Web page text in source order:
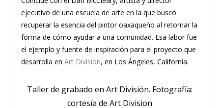
ejecutivo de una escuela de arte en la que buscó
recuperar la esencia del pintor oaxaqueño al retomar la
forma de cómo ayudar a una comunidad. Esa labor fue
el ejemplo y fuente de inspiración para el proyecto que
desarrolla en Art Division, en Los Ángeles, California.
Taller de grabado en Art División. Fotografía:
cortesía de Art Division